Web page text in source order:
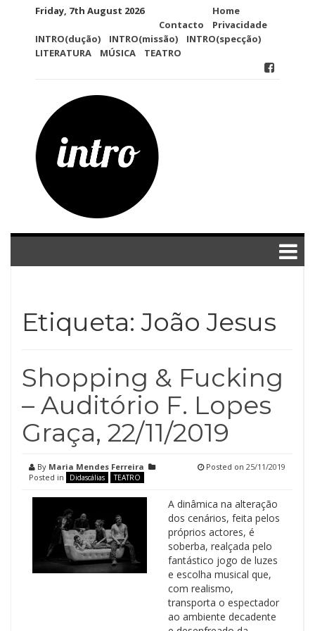
Friday, 7th August 2026
Contacto
Home
Privacidade
INTRO(dução)
INTRO(missão)
INTRO(specção)
LITERATURA
MÚSICA TEATRO
Etiqueta:João Jesus
Shopping & Fucking
– Auditório F. Lopes
Graça, 22/11/2019
By Maria Mendes Ferreira
Posted in
Didascálias TEATRO
Posted on 25/11/2019
A dinâmica na alteração
dos cenários, feita pelos
próprios actores, é
soberba, realçada pelo
fantástico jogo de luzes
e escolha musical que,
com realismo,
transporta o espectador
ao ambiente decadente